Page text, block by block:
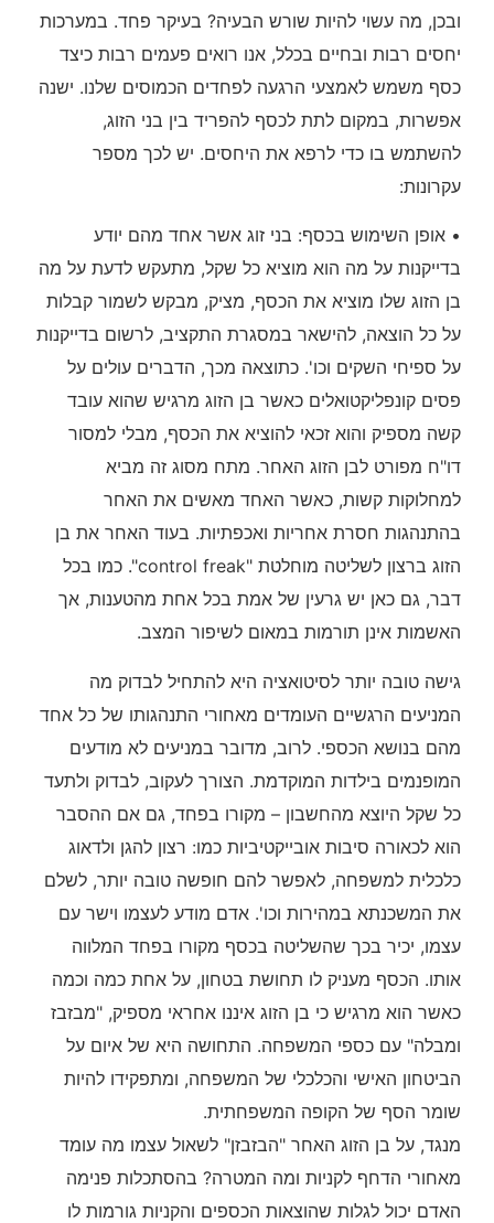
ובכן, מה עשוי להיות שורש הבעיה? בעיקר פחד. במערכות
יחסים רבות ובחיים בכלל, אנו רואים פעמים רבות כיצד
כסף משמש לאמצעי הרגעה לפחדים הכמוסים שלנו. ישנה
אפשרות, במקום לתת לכסף להפריד בין בני הזוג,
להשתמש בו כדי לרפא את היחסים. יש לכך מספר
עקרונות:
• אופן השימוש בכסף: בני זוג אשר אחד מהם יודע
בדייקנות על מה הוא מוציא כל שקל, מתעקש לדעת על מה
בן הזוג שלו מוציא את הכסף, מציק, מבקש לשמור קבלות
על כל הוצאה, להישאר במסגרת התקציב, לרשום בדייקנות
על ספיחי השקים וכו'. כתוצאה מכך, הדברים עולים על
פסים קונפליקטואלים כאשר בן הזוג מרגיש שהוא עובד
קשה מספיק והוא זכאי להוציא את הכסף, מבלי למסור
דו"ח מפורט לבן הזוג האחר. מתח מסוג זה מביא
למחלוקות קשות, כאשר האחד מאשים את האחר
בהתנהגות חסרת אחריות ואכפתיות. בעוד האחר את בן
הזוג ברצון לשליטה מוחלטת "control freak". כמו בכל
דבר, גם כאן יש גרעין של אמת בכל אחת מהטענות, אך
האשמות אינן תורמות במאום לשיפור המצב.
גישה טובה יותר לסיטואציה היא להתחיל לבדוק מה
המניעים הרגשיים העומדים מאחורי התנהגותו של כל אחד
מהם בנושא הכספי. לרוב, מדובר במניעים לא מודעים
המופנמים בילדות המוקדמת. הצורך לעקוב, לבדוק ולתעד
כל שקל היוצא מהחשבון – מקורו בפחד, גם אם ההסבר
הוא לכאורה סיבות אובייקטיביות כמו: רצון להגן ולדאוג
כלכלית למשפחה, לאפשר להם חופשה טובה יותר, לשלם
את המשכנתא במהירות וכו'. אדם מודע לעצמו וישר עם
עצמו, יכיר בכך שהשליטה בכסף מקורו בפחד המלווה
אותו. הכסף מעניק לו תחושת בטחון, על אחת כמה וכמה
כאשר הוא מרגיש כי בן הזוג איננו אחראי מספיק, "מבזבז
ומבלה" עם כספי המשפחה. התחושה היא של איום על
הביטחון האישי והכלכלי של המשפחה, ומתפקידו להיות
שומר הסף של הקופה המשפחתית.
מנגד, על בן הזוג האחר "הבזבזן" לשאול עצמו מה עומד
מאחורי הדחף לקניות ומה המטרה? בהסתכלות פנימה
האדם יכול לגלות שהוצאות הכספים והקניות גורמות לו